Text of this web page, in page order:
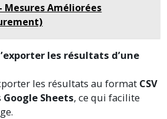
Mesures Améliorées
les résultats d’une
les résultats au format CSV
Google Sheets, ce qui facilite